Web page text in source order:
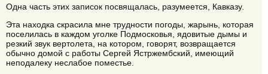
Одна часть этих записок посвящалась, разумеется, Кавказу.
Эта находка скрасила мне трудности погоды, жарынь, которая
поселилась в каждом уголке Подмосковья, ядовитые дымы и
резкий звук вертолета, на котором, говорят, возвращается
обычно домой с работы Сергей Ястржембский, имеющий
неподалеку неслабое поместье.